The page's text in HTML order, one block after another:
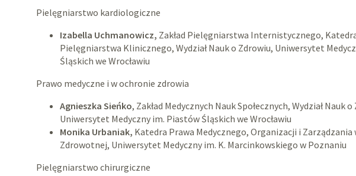
Pielęgniarstwo kardiologiczne
Izabella Uchmanowicz, Zakład Pielęgniarstwa Internistycznego,
Pielęgniarstwa Klinicznego, Wydział Nauk o Zdrowiu, Uniwersytet
Śląskich we Wrocławiu
Prawo medyczne i w ochronie zdrowia
Agnieszka Sieńko, Zakład Medycznych Nauk Społecznych, Wydział Nauk
Uniwersytet Medyczny im. Piastów Śląskich we Wrocławiu
Monika Urbaniak, Katedra Prawa Medycznego, Organizacji i Zarządzania
Zdrowotnej, Uniwersytet Medyczny im. K. Marcinkowskiego w Poznaniu
Pielęgniarstwo chirurgiczne